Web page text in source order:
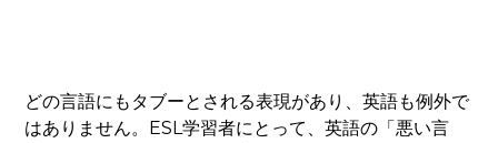
どの言語にもタブーとされる表現があり、英語も例外で
はありません。ESL学習者にとって、英語の「悪い言